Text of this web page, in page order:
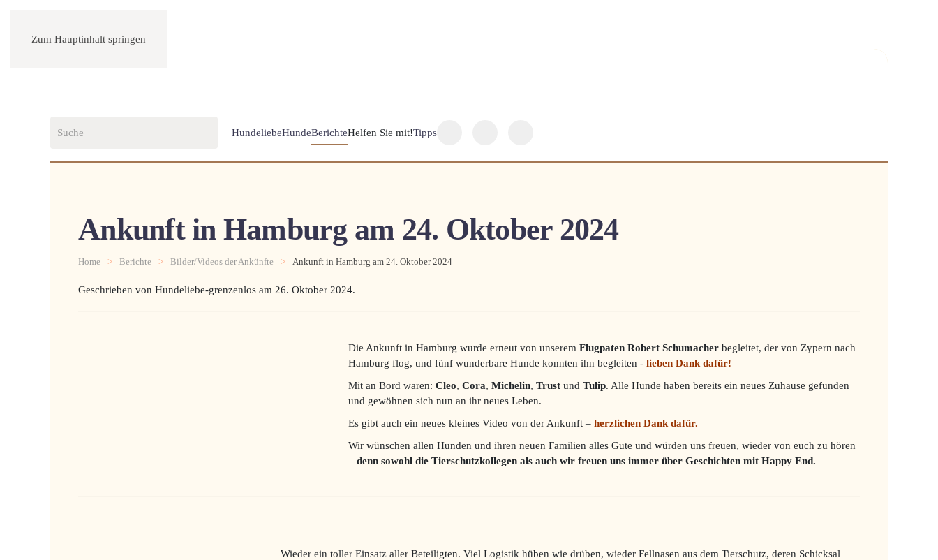
Zum Hauptinhalt springen
HundeliebeHundeBerichteHelfen Sie mit!Tipps
Ankunft in Hamburg am 24. Oktober 2024
Home Berichte Bilder/Videos der Ankünfte Ankunft in Hamburg am 24. Oktober 2024
Geschrieben von Hundeliebe-grenzenlos am 26. Oktober 2024.
Die Ankunft in Hamburg wurde erneut von unserem Flugpaten Robert Schumacherbegleitet, der von Zypern nach
Hamburg flog, und fünf wunderbare Hunde konnten ihn begleiten -lieben Dank dafür!
Mit an Bord waren: Cleo, Cora, Michelin, Trustund Tulip. Alle Hunde haben bereits ein neues Zuhause gefunden
und gewöhnen sich nun an ihr neues Leben.
Es gibt auch ein neues kleines Video von der Ankunft – herzlichen Dank dafür.
Wir wünschen allen Hunden und ihren neuen Familien alles Gute und würden uns freuen, wieder von euch zu hören
– denn sowohl die Tierschutzkollegen als auch wir freuen uns immer über Geschichten mit Happy End.
Wieder ein toller Einsatz aller Beteiligten. Viel Logistik hüben wie drüben, wieder Fellnasen aus dem Tierschutz, deren Schicksal